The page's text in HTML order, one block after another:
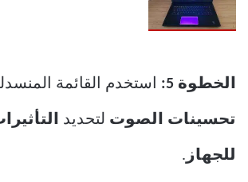
الخطوة 5: استخدم القائمة
تحسينات الصوت لتحديد
للجهاز .